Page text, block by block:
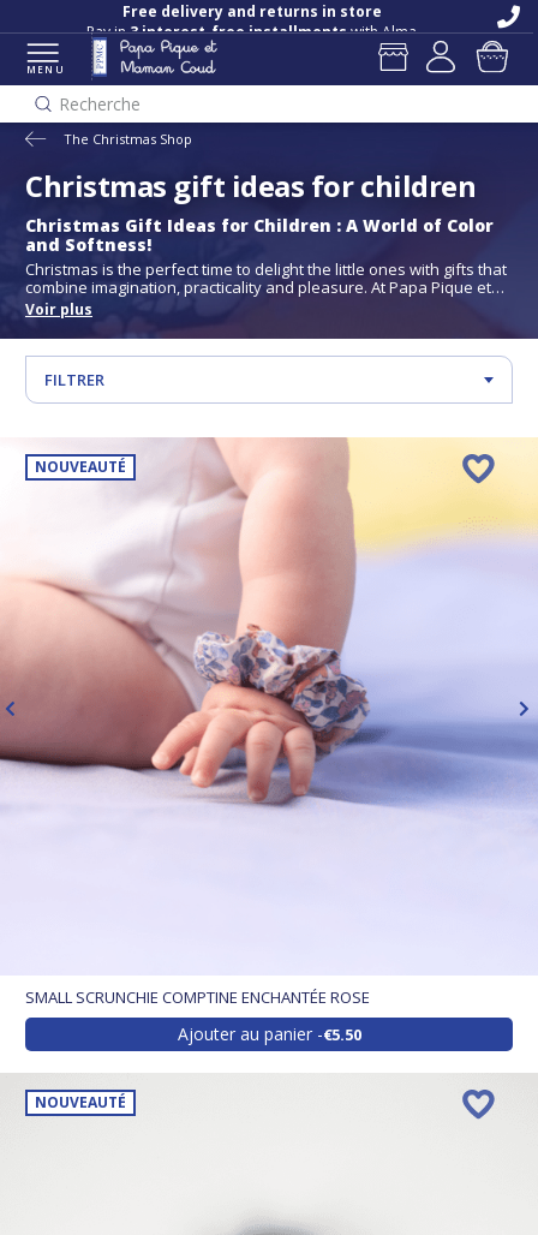
Pay in 3 interest-free installmentswith Alma
MENU
Recherche
The Christmas Shop
Christmas gift ideas for children
Christmas Gift Ideas for Children : A World of Color
and Softness!
Christmas is the perfect time to delight the little ones with gifts that
combine imagination, practicality and pleasure. At Papa Pique et
Maman Coud, our gift ideas for children are designed to be both
playful and useful. From small, colorful accessories to fun
pouches, each gift is designed to accompany children in their daily
lives while adding a touch of magic and style!
Voir plus
FILTRER
NOUVEAUTÉ
SMALL SCRUNCHIE COMPTINE ENCHANTÉE ROSE
Ajouter au panier €5.50
NOUVEAUTÉ